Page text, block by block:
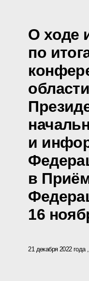
О ходе
по
и
в
16
21 декабря 2022 года